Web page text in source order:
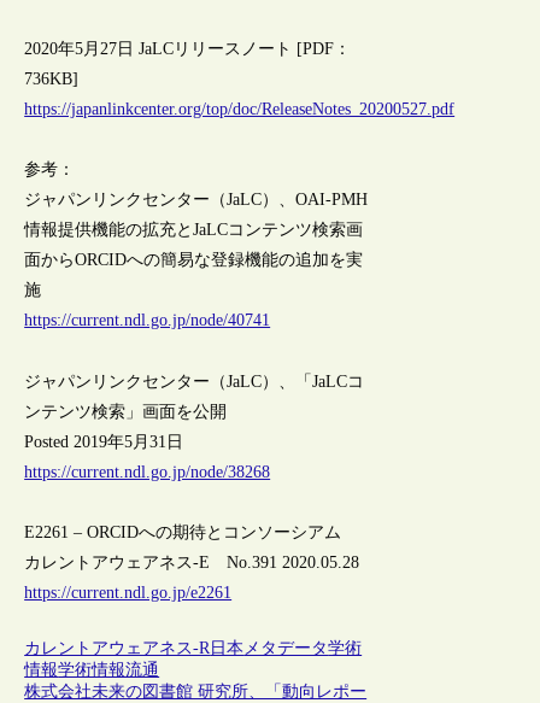
2020年5月27日 JaLCリリースノート [PDF：
736KB]
https://japanlinkcenter.org/top/doc/ReleaseNotes_20200527.pdf
参考：
ジャパンリンクセンター（JaLC）、OAI-PMH
情報提供機能の拡充とJaLCコンテンツ検索画
面からORCIDへの簡易な登録機能の追加を実
施
https://current.ndl.go.jp/node/40741
ジャパンリンクセンター（JaLC）、「JaLCコ
ンテンツ検索」画面を公開
Posted 2019年5月31日
https://current.ndl.go.jp/node/38268
E2261 – ORCIDへの期待とコンソーシアム
カレントアウェアネス-E No.391 2020.05.28
https://current.ndl.go.jp/e2261
カレントアウェアネス-R日本 メタデータ学術
情報学術情報流通
株式会社未来の図書館 研究所、「動向レポー